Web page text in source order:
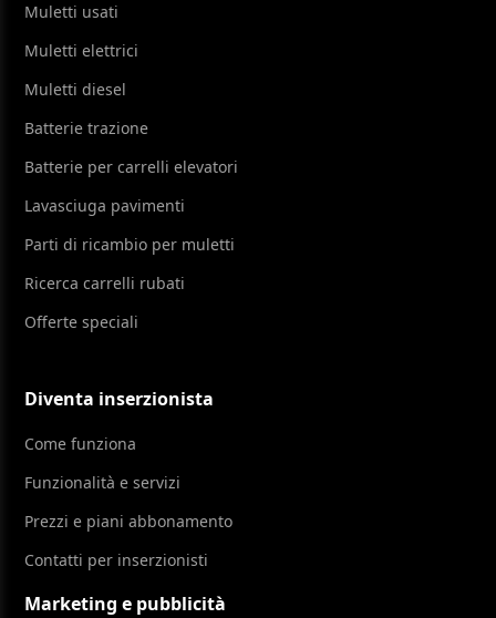
Muletti usati
Muletti elettrici
Muletti diesel
Batterie trazione
Batterie per carrelli elevatori
Lavasciuga pavimenti
Parti di ricambio per muletti
Ricerca carrelli rubati
Offerte speciali
Diventa inserzionista
Come funziona
Funzionalità e servizi
Prezzi e piani abbonamento
Contatti per inserzionisti
Marketing e pubblicità